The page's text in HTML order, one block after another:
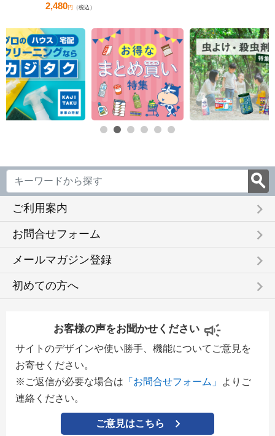
2,480円 （税込）
ご利用案内 keyboard_arrow_right
お問合せフォーム keyboard_arrow_right
メールマガジン登録 keyboard_arrow_right
初めての方へ keyboard_arrow_right
お客様の声をお聞かせください
サイトのデザインや使い勝手、機能についてご意見を
お寄せください。
※ご返信が必要な場合は 「お問合せフォーム」
よりご
連絡ください。
ご意見はこちら